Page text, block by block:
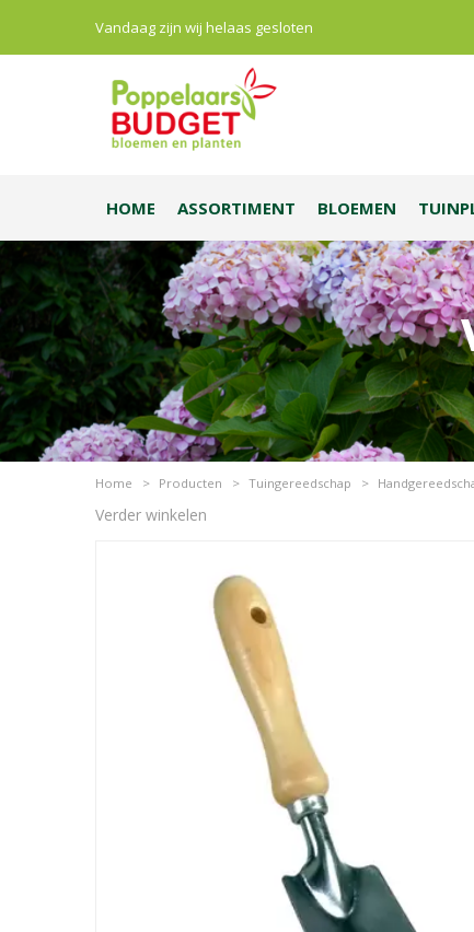
Home > Producten > Tuingereedschap >
Vandaag zijn wij helaas gesloten
HOME ASSORTIMENT BLOEMEN
Verder winkelen